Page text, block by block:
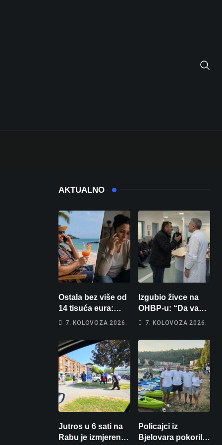
AKTUALNO
Ostala bez više od
14 tisuća eura:
Obećao joj auto za
zatim izmišljao
opravdanja
7. KOLOVOZA 2026.
Izgubio živce na
OHBP-u: “Da vam
pi… materina!”
vrijeđao i vikao na
djelatnike
7. KOLOVOZA 2026.
Jutros u 6 sati na
Rabu je izmjereno
Policajci iz
Bjelovara pokorili